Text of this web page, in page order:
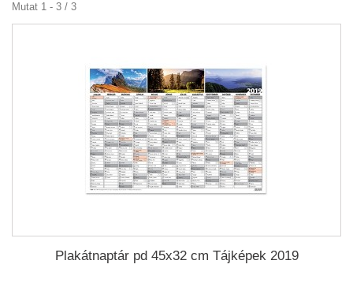
Mutat 1 - 3 / 3
Plakátnaptár pd 45x32 cm Tájképek 2019